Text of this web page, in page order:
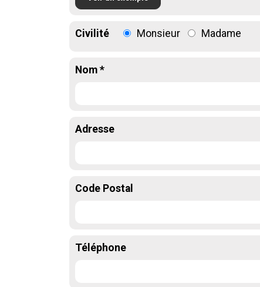
Civilité Monsieur Madame
Nom *
Adresse
Code Postal
Téléphone